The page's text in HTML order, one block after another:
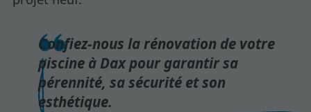
Confiez‑nous la rénovation de votre
piscine à Dax pour garantir sa
pérennité, sa sécurité et son
esthétique.